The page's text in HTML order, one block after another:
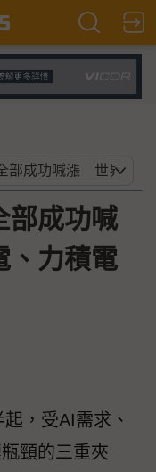
部成功喊
力積電
，受AI需求、
頸的三重夾